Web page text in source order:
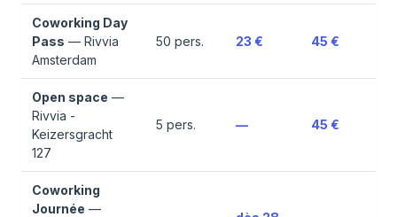
Coworking Day
Pass — Rivvia
Amsterdam
50 pers. 23 € 45 €
Open space —
Rivvia -
Keizersgracht
127
5 pers. — 45 €
Coworking
Journée —